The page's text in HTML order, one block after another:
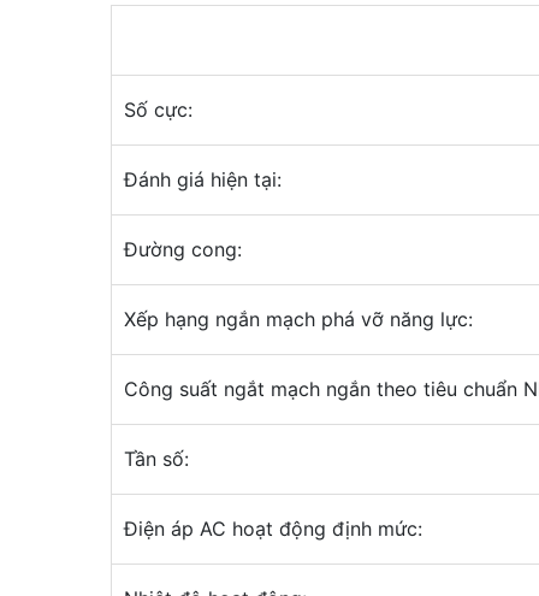
Số cực:
Đánh giá hiện tại:
Đường cong:
Xếp hạng ngắn mạch phá vỡ năng lực:
Công suất ngắt mạch ngắn theo tiêu chuẩn
Tần số:
Điện áp AC hoạt động định mức: